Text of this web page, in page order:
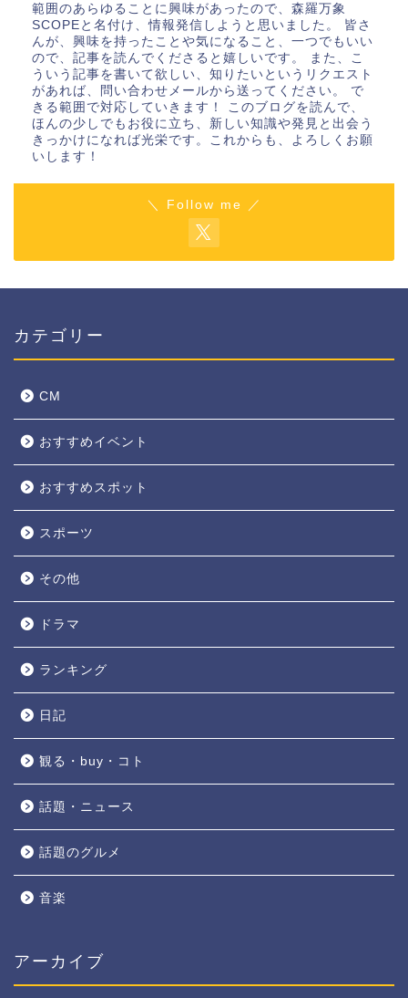
範囲のあらゆることに興味があったので、森羅万象
SCOPEと名付け、情報発信しようと思いました。 皆さ
んが、興味を持ったことや気になること、一つでもいい
ので、記事を読んでくださると嬉しいです。 また、こ
ういう記事を書いて欲しい、知りたいというリクエスト
があれば、問い合わせメールから送ってください。 で
きる範囲で対応していきます！ このブログを読んで、
ほんの少しでもお役に立ち、新しい知識や発見と出会う
きっかけになれば光栄です。これからも、よろしくお願
いします！
＼ Follow me ／
カテゴリー
CM
おすすめイベント
おすすめスポット
スポーツ
その他
ドラマ
ランキング
日記
観る・buy・コト
話題・ニュース
話題のグルメ
音楽
アーカイブ